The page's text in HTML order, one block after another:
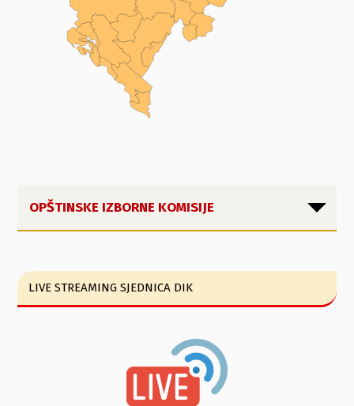
OPŠTINSKE IZBORNE KOMISIJE
LIVE STREAMING SJEDNICA DIK